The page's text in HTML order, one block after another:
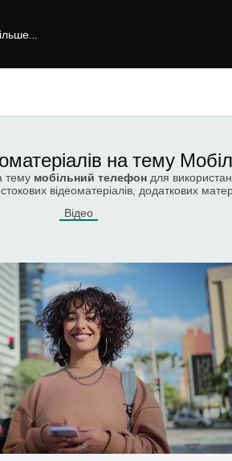
на тему
тему мобільний телефондля
відеоматеріалів, додаткових
Відео